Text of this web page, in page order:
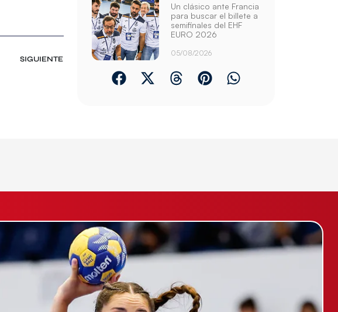
SIGUIENTE
Un clásico ante Francia
para buscar el billete a
semifinales del EHF
EURO 2026
05/08/2026